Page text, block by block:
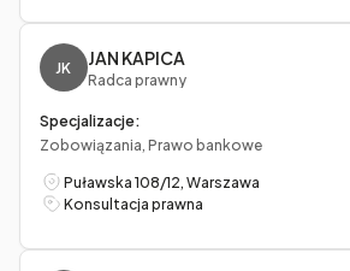
JK JAN KAPICA
Radca prawny
Specjalizacje:
Zobowiązania, Prawo bankowe
Puławska 108/12, Warszawa
Konsultacja prawna